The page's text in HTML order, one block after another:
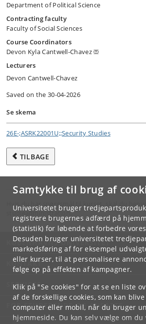
Samtykke til brug af
Universitetet bruger
registrere brugernes adfærd på
(statistik) for løbende at forbedre
Desuden bruger universitetet
markedsføring af for eksempel
eller kurser, til at personalisere
følge op på effekten af kampagner.
Klik på "Se cookies" for at se en liste
af de forskellige cookies, som kan
computer eller mobil, når du bruger
hjemmeside. Du kan selv vælge om du
Department of Political Science
Contracting faculty
Faculty of Social Sciences
Course Coordinators
Devon Kyla Cantwell-Chavez
Lecturers
Devon Cantwell-Chavez
Saved on the 30-04-2026
Se skema
26E-;ASRK22001U;;Security Studies
TILBAGE
Hvis du har spørgsmål til kurset, skal du
studieadministration.
KØBENHAVNS UNIVERSITET
KONTAKT
SERVICES
FOR STUDERENDE OG ANSATTE